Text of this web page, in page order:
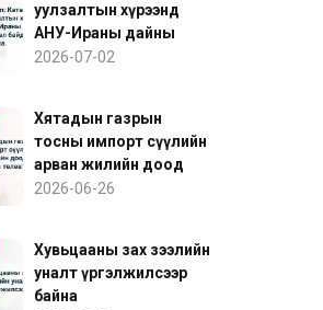
уулзалтын хүрээнд
АНУ-Ираны дайны
нөхцөл байдалд ахиц
2026-07-02
Хятадын газрын
тосны импорт сүүлийн
арван жилийн доод
түвшинд хүрэх
2026-06-26
Хувьцааны зах зээлийн
уналт үргэлжилсээр
байна